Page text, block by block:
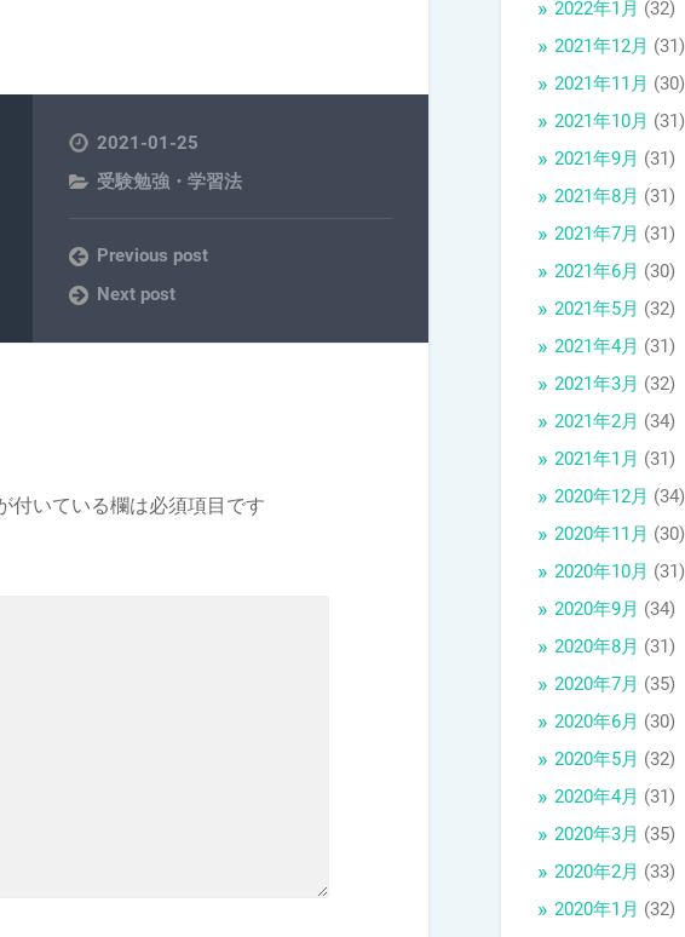
2021-01-25
受験勉強・学習法
Previous post
Next post
付いている欄は必須項目です
2022年1月 (32)
2021年12月 (31)
2021年11月 (30)
2021年10月 (31)
2021年9月 (31)
2021年8月 (31)
2021年7月 (31)
2021年6月 (30)
2021年5月 (32)
2021年4月 (31)
2021年3月 (32)
2021年2月 (34)
2021年1月 (31)
2020年12月 (34)
2020年11月 (30)
2020年10月 (31)
2020年9月 (34)
2020年8月 (31)
2020年7月 (35)
2020年6月 (30)
2020年5月 (32)
2020年4月 (31)
2020年3月 (35)
2020年2月 (33)
2020年1月 (32)